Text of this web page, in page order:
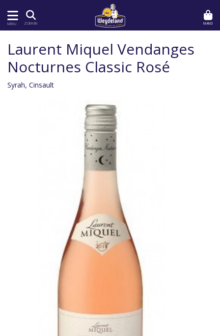
MENU ZOEKEN MAND
Laurent Miquel Vendanges
Nocturnes Classic Rosé
Syrah, Cinsault